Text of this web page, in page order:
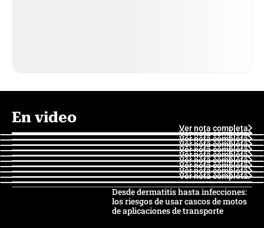
En video
Ver nota completa
Ver nota completa
Ver nota completa
Ver nota completa
Ver nota completa
Ver nota completa
Ver nota completa
Ver nota completa
Ver nota completa
Ver nota completa
Desde dermatitis hasta infecciones:
los riesgos de usar cascos de motos
de aplicaciones de transporte